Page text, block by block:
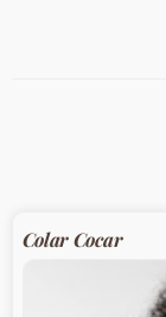
Colar Cocar